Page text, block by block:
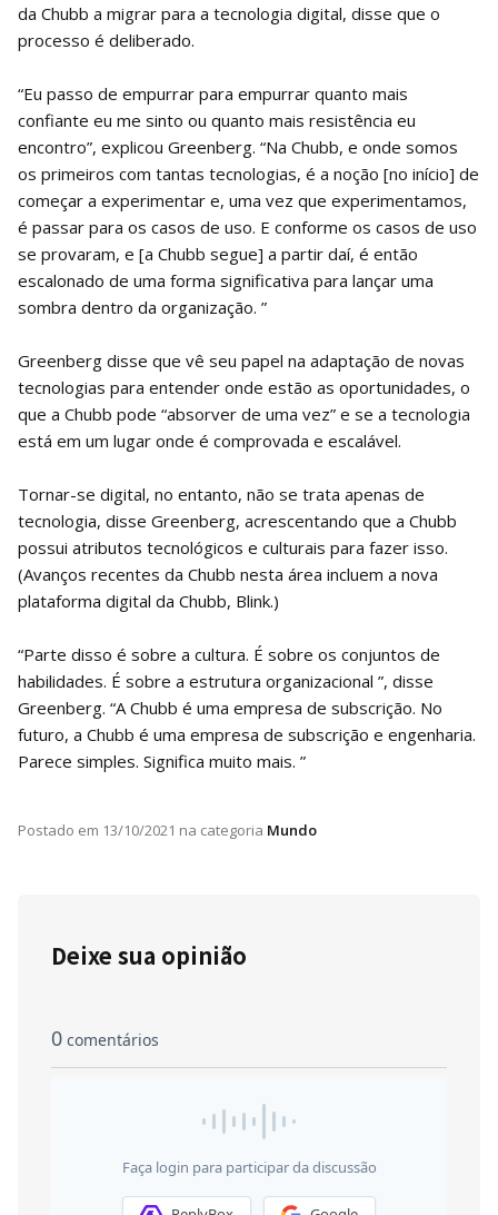
da Chubb a migrar para a tecnologia digital, disse que o
processo é deliberado.
“Eu passo de empurrar para empurrar quanto mais
confiante eu me sinto ou quanto mais resistência eu
encontro”, explicou Greenberg. “Na Chubb, e onde somos
os primeiros com tantas tecnologias, é a noção [no início] de
começar a experimentar e, uma vez que experimentamos,
é passar para os casos de uso. E conforme os casos de uso
se provaram, e [a Chubb segue] a partir daí, é então
escalonado de uma forma significativa para lançar uma
sombra dentro da organização. ”
Greenberg disse que vê seu papel na adaptação de novas
tecnologias para entender onde estão as oportunidades, o
que a Chubb pode “absorver de uma vez” e se a tecnologia
está em um lugar onde é comprovada e escalável.
Tornar-se digital, no entanto, não se trata apenas de
tecnologia, disse Greenberg, acrescentando que a Chubb
possui atributos tecnológicos e culturais para fazer isso.
(Avanços recentes da Chubb nesta área incluem a nova
plataforma digital da Chubb, Blink.)
“Parte disso é sobre a cultura. É sobre os conjuntos de
habilidades. É sobre a estrutura organizacional ”, disse
Greenberg. “A Chubb é uma empresa de subscrição. No
futuro, a Chubb é uma empresa de subscrição e engenharia.
Parece simples. Significa muito mais. ”
Postado em 13/10/2021 na categoria Mundo
Deixe sua opinião